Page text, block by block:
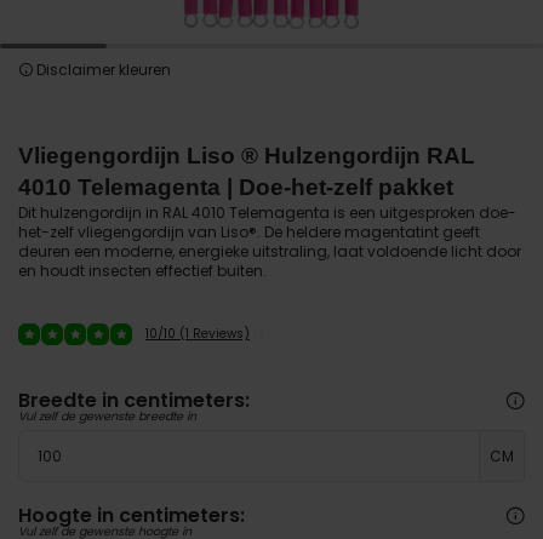
Disclaimer kleuren
Vliegengordijn Liso ® Hulzengordijn RAL
4010 Telemagenta | Doe-het-zelf pakket
Dit hulzengordijn in RAL 4010 Telemagenta is een uitgesproken doe-
het-zelf vliegengordijn van Liso®. De heldere magentatint geeft
deuren een moderne, energieke uitstraling, laat voldoende licht door
en houdt insecten effectief buiten.
10/10 (1 Reviews)
Breedte in centimeters:
Vul zelf de gewenste breedte in
CM
Hoogte in centimeters:
Vul zelf de gewenste hoogte in